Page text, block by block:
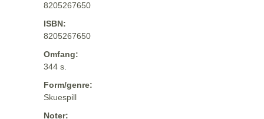
8205267650
ISBN:
8205267650
Omfang:
344 s.
Form/genre:
Skuespill
Noter: